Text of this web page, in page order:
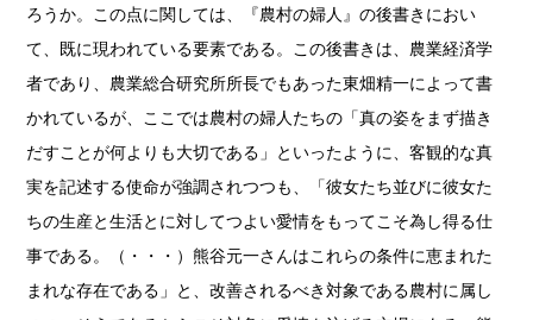
ろうか。この点に関しては、『農村の婦人』の後書きにおい
て、既に現われている要素である。この後書きは、農業経済学
者であり、農業総合研究所所長でもあった東畑精一によって書
かれているが、ここでは農村の婦人たちの「真の姿をまず描き
だすことが何よりも大切である」といったように、客観的な真
実を記述する使命が強調されつつも、「彼女たち並びに彼女た
ちの生産と生活とに対してつよい愛情をもってこそ為し得る仕
事である。（・・・）熊谷元一さんはこれらの条件に恵まれた
まれな存在である」と、改善されるべき対象である農村に属し